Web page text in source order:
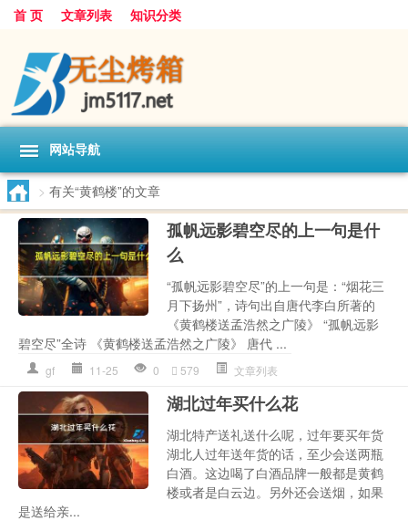
首 页 文章列表 知识分类
网站导航
> 有关“黄鹤楼”的文章
孤帆远影碧空尽的上一句是什
么
“孤帆远影碧空尽”的上一句是：“烟花三
月下扬州”，诗句出自唐代李白所著的
《黄鹤楼送孟浩然之广陵》 “孤帆远影
碧空尽”全诗 《黄鹤楼送孟浩然之广陵》 唐代 ...
gf 11-25 0 579 文章列表
湖北过年买什么花
湖北特产送礼送什么呢，过年要买年货
湖北人过年送年货的话，至少会送两瓶
白酒。这边喝了白酒品牌一般都是黄鹤
楼或者是白云边。另外还会送烟，如果
是送给亲...